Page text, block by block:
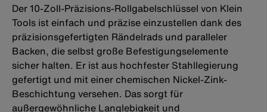
Der 10-Zoll-Präzisions-Rollgabelschlüssel von Klein
Tools ist einfach und präzise einzustellen dank des
präzisionsgefertigten Rändelrads und paralleler
Backen, die selbst große Befestigungselemente
sicher halten. Er ist aus hochfester Stahllegierung
gefertigt und mit einer chemischen Nickel-Zink-
Beschichtung versehen. Das sorgt für
außergewöhnliche Langlebigkeit und